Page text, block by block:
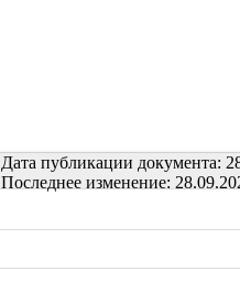
Дата публикации документа:
Последнее изменение: